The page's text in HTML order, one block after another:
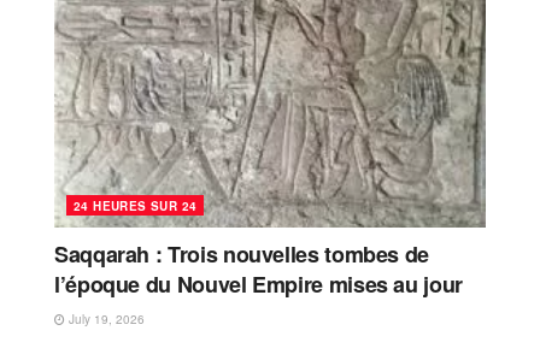
24 HEURES SUR 24
Saqqarah : Trois nouvelles tombes de
l’époque du Nouvel Empire mises au jour
July 19, 2026